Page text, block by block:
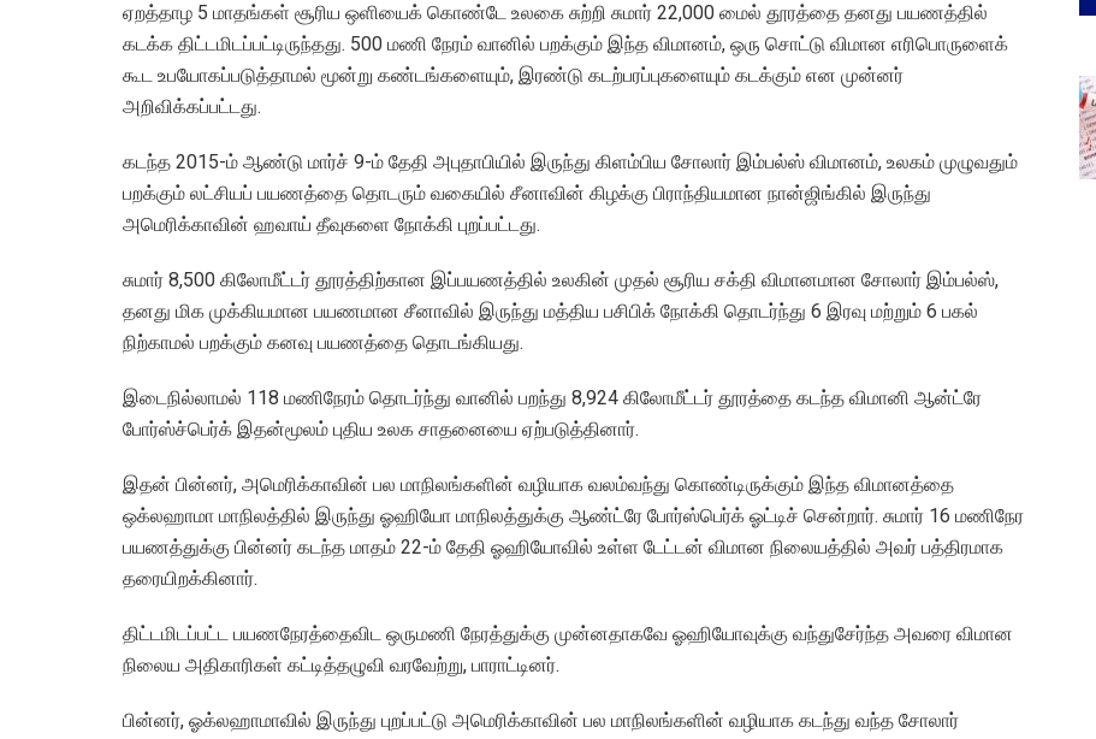
ஏறத்தாழ 5 மாதங்கள் சூரிய ஒளியைக் கொண்டே உலகை சுற்றி சுமார் 22,000 மைல் தூரத்தை தனது பயணத்தில்
கடக்க திட்டமிடப்பட்டிருந்தது. 500 மணி நேரம் வானில் பறக்கும் இந்த விமானம், ஒரு சொட்டு விமான எரிபொருளைக்
கூட உபயோகப்படுத்தாமல் மூன்று கண்டங்களையும், இரண்டு கடற்பரப்புகளையும் கடக்கும் என முன்னர்
அறிவிக்கப்பட்டது.
கடந்த 2015-ம் ஆண்டு மார்ச் 9-ம் தேதி அபுதாபியில் இருந்து கிளம்பிய சோலார் இம்பல்ஸ் விமானம், உலகம் முழுவதும்
பறக்கும் லட்சியப் பயணத்தை தொடரும் வகையில் சீனாவின் கிழக்கு பிராந்தியமான நான்ஜிங்கில் இருந்து
அமெரிக்காவின் ஹவாய் தீவுகளை நோக்கி புறப்பட்டது.
சுமார் 8,500 கிலோமீட்டர் தூரத்திற்கான இப்பயணத்தில் உலகின் முதல் சூரிய சக்தி விமானமான சோலார் இம்பல்ஸ்,
தனது மிக முக்கியமான பயணமான சீனாவில் இருந்து மத்திய பசிபிக் நோக்கி தொடர்ந்து 6 இரவு மற்றும் 6 பகல்
நிற்காமல் பறக்கும் கனவு பயணத்தை தொடங்கியது.
இடைநில்லாமல் 118 மணிநேரம் தொடர்ந்து வானில் பறந்து 8,924 கிலோமீட்டர் தூரத்தை கடந்த விமானி ஆன்ட்ரே
போர்ஸ்ச்பெர்க் இதன்மூலம் புதிய உலக சாதனையை ஏற்படுத்தினார்.
இதன் பின்னர், அமெரிக்காவின் பல மாநிலங்களின் வழியாக வலம்வந்து கொண்டிருக்கும் இந்த விமானத்தை
ஒக்லஹாமா மாநிலத்தில் இருந்து ஓஹியோ மாநிலத்துக்கு ஆண்ட்ரே போர்ஸ்பெர்க் ஓட்டிச் சென்றார். சுமார் 16 மணிநேர
பயணத்துக்கு பின்னர் கடந்த மாதம் 22-ம் தேதி ஓஹியோவில் உள்ள டேட்டன் விமான நிலையத்தில் அவர் பத்திரமாக
தரையிறக்கினார்.
திட்டமிடப்பட்ட பயணநேரத்தைவிட ஒருமணி நேரத்துக்கு முன்னதாகவே ஓஹியோவுக்கு வந்துசேர்ந்த அவரை விமான
நிலைய அதிகாரிகள் கட்டித்தழுவி வரவேற்று, பாராட்டினர்.
பின்னர், ஓக்லஹாமாவில் இருந்து புறப்பட்டு அமெரிக்காவின் பல மாநிலங்களின் வழியாக கடந்து வந்த சோலார்